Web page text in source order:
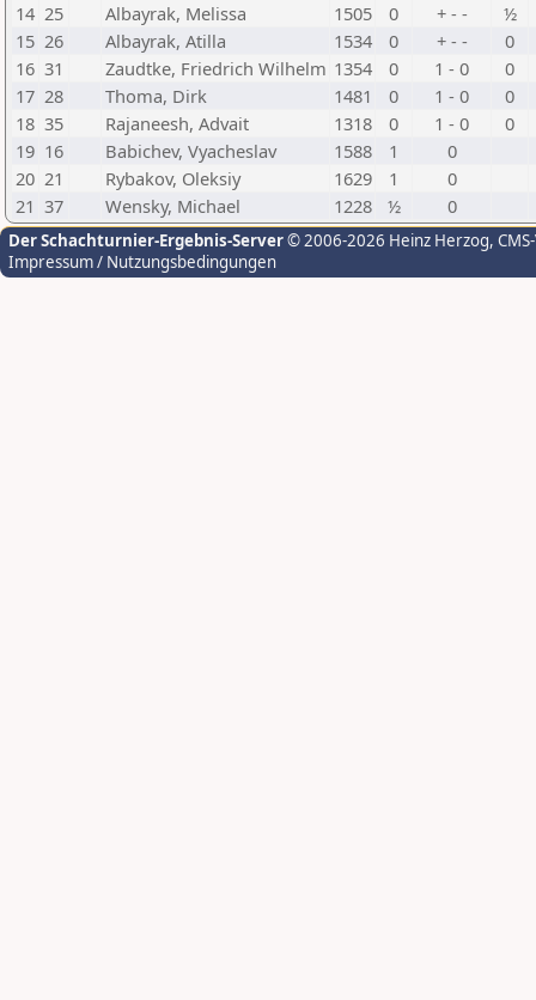
14 25 Albayrak, Melissa 1505 0 + - -
½
15 26 Albayrak, Atilla 1534 0 + - -
0
16 31 Zaudtke, Friedrich Wilhelm 1354 0 1 - 0
0
17 28 Thoma, Dirk 1481 0 1 - 0
0
18 35 Rajaneesh, Advait 1318 0 1 - 0
0
19 16 Babichev, Vyacheslav 1588 1
0
20 21 Rybakov, Oleksiy 1629 1
0
21 37 Wensky, Michael 1228 ½ 0
Der Schachturnier-Ergebnis-Server© 2006-2026 Heinz Herzog,
Impressum / Nutzungsbedingungen